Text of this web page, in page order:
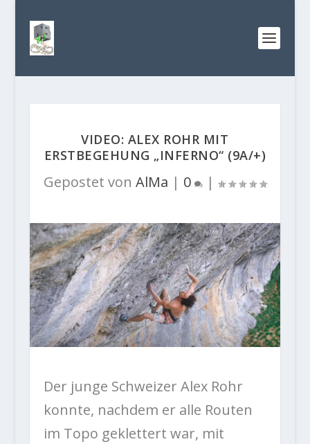
VIDEO: ALEX ROHR MIT
ERSTBEGEHUNG „INFERNO“ (9A/+)
Gepostet von AlMa | 0 |
Der junge Schweizer Alex Rohr
konnte, nachdem er alle Routen
im Topo geklettert war, mit